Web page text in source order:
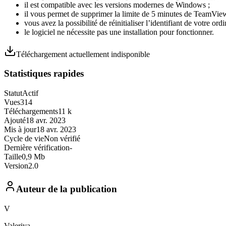
il est compatible avec les versions modernes de Windows ;
il vous permet de supprimer la limite de 5 minutes de
vous avez la possibilité de réinitialiser l’identifiant de votre
le logiciel ne nécessite pas une installation pour fonctionner.
Téléchargement actuellement indisponible
Statistiques rapides
StatutActif
Vues314
Téléchargements11 k
Ajouté18 avr. 2023
Mis à jour18 avr. 2023
Cycle de vieNon vérifié
Dernière vérification-
Taille0,9 Mb
Version2.0
Auteur de la publication
V